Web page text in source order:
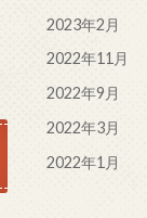
2023年2月
2022年11月
2022年9月
2022年3月
2022年1月